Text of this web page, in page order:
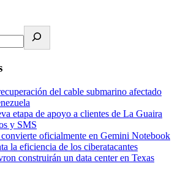
del cable submarino afectado
etapa de apoyo a clientes de La Guaira
y SMS
oficialmente en Gemini Notebook
la eficiencia de los ciberatacantes
construirán un data center en Texas